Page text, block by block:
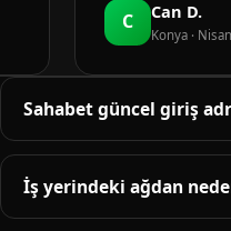
C Can D.
Konya ·
Sahabet güncel giriş
Güncel adres bu sayfanın
denetlenir; adres
İş yerindeki ağdan